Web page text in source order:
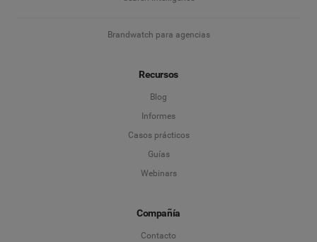
Brandwatch para agencias
Recursos
Blog
Informes
Casos prácticos
Guías
Webinars
Compañía
Contacto